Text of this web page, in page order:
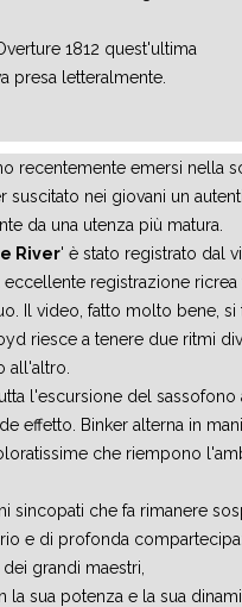
1812 quest'ultima
presa letteralmente.
recentemente emersi nella
suscitato nei giovani un
da una utenza più matura.
River' è stato registrato dal
eccellente registrazione
Il video, fatto molto bene, si
riesce a tenere due ritmi
all'altro.
l'escursione del
effetto. Binker alterna in
che riempono
sincopati che fa rimanere
e di profonda
grandi maestri,
la sua potenza e la sua